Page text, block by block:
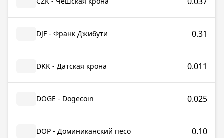
DJF - Франк Джибути 0.31
DKK - Датская крона 0.011
DOGE - Dogecoin 0.025
DOP - Доминиканский песо 0.10